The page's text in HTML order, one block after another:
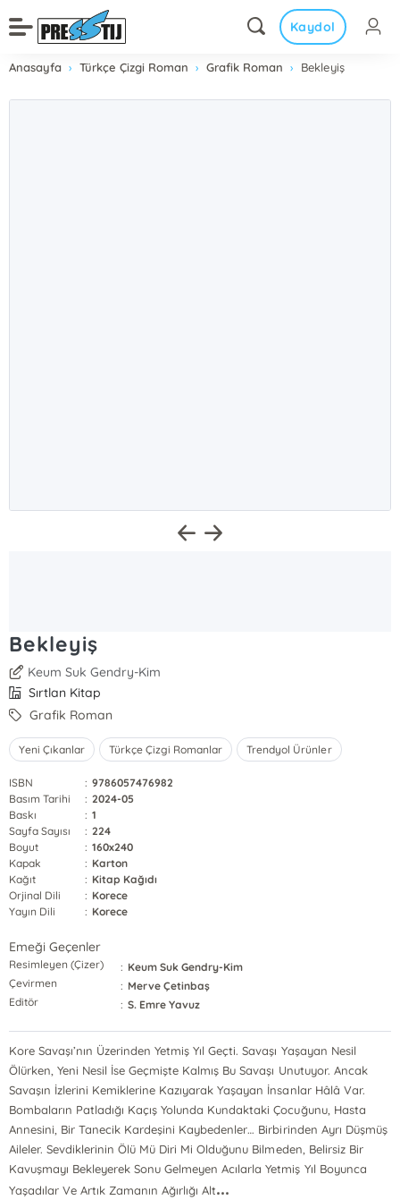
Kaydol
Anasayfa Türkçe Çizgi Roman Grafik Roman Bekleyiş
Bekleyiş
Keum Suk Gendry-Kim
Sırtlan Kitap
Grafik Roman
Yeni Çıkanlar Türkçe Çizgi Romanlar Trendyol Ürünler
ISBN : 9786057476982
Basım Tarihi
: 2024-05
Baskı
: 1
Sayfa Sayısı
: 224
Boyut
: 160x240
Kapak
: Karton
Kağıt
: Kitap Kağıdı
Orjinal Dili
: Korece
Yayın Dili
: Korece
Emeği Geçenler
Resimleyen (Çizer) : Keum Suk Gendry-Kim
Çevirmen
: Merve Çetinbaş
Editör
: S. Emre Yavuz
Kore Savaşı’nın Üzerinden Yetmiş Yıl Geçti. Savaşı Yaşayan Nesil
Ölürken, Yeni Nesil İse Geçmişte Kalmış Bu Savaşı Unutuyor. Ancak
Savaşın İzlerini Kemiklerine Kazıyarak Yaşayan İnsanlar Hâlâ Var.
Bombaların Patladığı Kaçış Yolunda Kundaktaki Çocuğunu, Hasta
Annesini, Bir Tanecik Kardeşini Kaybedenler… Birbirinden Ayrı Düşmüş
Aileler. Sevdiklerinin Ölü Mü Diri Mi Olduğunu Bilmeden, Belirsiz Bir
Kavuşmayı Bekleyerek Sonu Gelmeyen Acılarla Yetmiş Yıl Boyunca
Yaşadılar Ve Artık Zamanın Ağırlığı Alt...